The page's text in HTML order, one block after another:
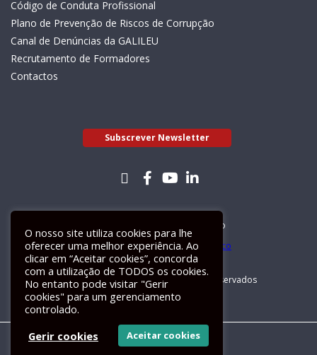
Código de Conduta Profissional
Plano de Prevenção de Riscos de Corrupção
Canal de Denúncias da GALILEU
Recrutamento de Formadores
Contactos
Subscrever Newsletter
Livro de Reclamações Electrónico
GALILEU 2026 © Todos os direitos reservados
Um siteActiveMedia
O nosso site utiliza cookies para lhe
oferecer uma melhor experiência. Ao
clicar em “Aceitar cookies”, concorda
com a utilização de TODOS os cookies.
No entanto pode visitar "Gerir
cookies" para um gerenciamento
controlado.
Gerir cookies
Aceitar cookies